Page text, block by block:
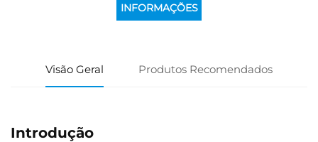
INFORMAÇÕES
Visão Geral Produtos Recomendados
Introdução